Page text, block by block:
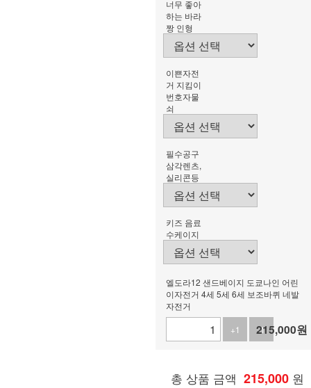
너무 좋아
하는 바라
짱 인형
이쁜자전
거 지킴이
번호자물
쇠
필수공구
삼각렌츠,
실리콘등
키즈 음료
수케이지
엘도라12 샌드베이지 도쿄나인 어린
이자전거 4세 5세 6세 보조바퀴 네발
자전거
+1
-1
215,000원
총 상품 금액 215,000 원